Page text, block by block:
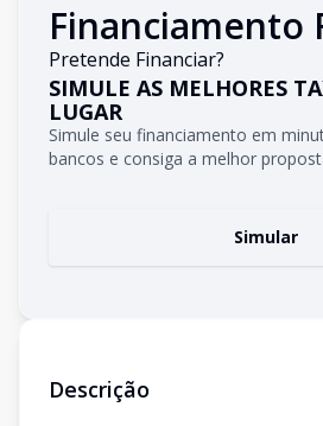
Financiamento
Pretende Financiar?
SIMULE AS MELHORES
LUGAR
Simule seu financiamento em
bancos e consiga a melhor
Simular
Descrição